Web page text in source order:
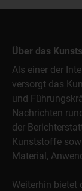
Über das
Als einer der
versorgt das
und
Nachrichten
der
Kunststoffe
Material,
Weiterhin bietet